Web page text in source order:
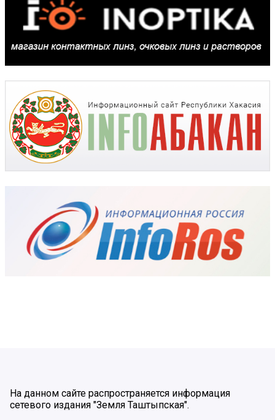
На данном сайте распространяется информация
сетевого издания "Земля Таштыпская".